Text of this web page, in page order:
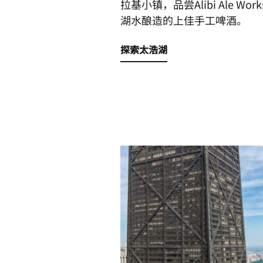
拉基小镇，品尝Alibi Ale
湖水酿造的上佳手工啤酒。
探索太浩湖